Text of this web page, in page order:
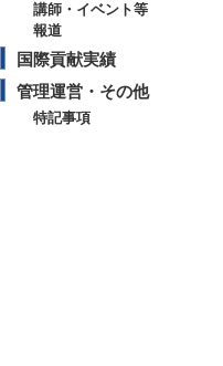
講師・イベント等
報道
国際貢献実績
管理運営・その他
特記事項